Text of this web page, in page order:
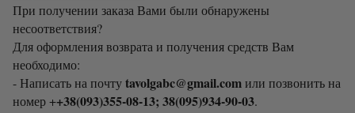
При получении заказа Вами были обнаружены
несоответствия?
Для оформления возврата и получения средств Вам
необходимо:
- Написать на почтуtavolgabc@gmail.comили позвонить на
номер ++38(093)355-08-13; 38(095)934-90-03.